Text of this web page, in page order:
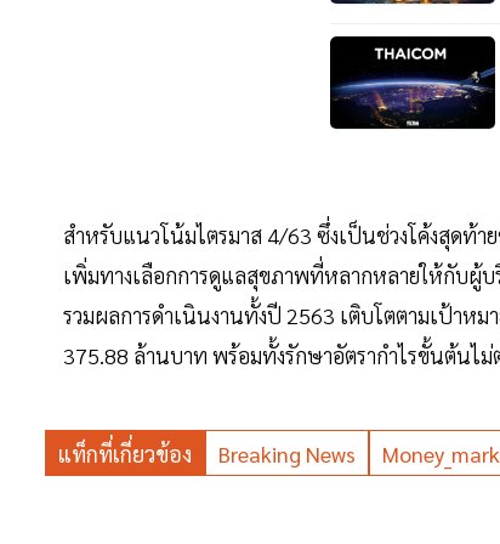
สำหรับแนวโน้มไตรมาส 4/63 ซึ่งเป็นช่วงโค้งสุดท้
เพิ่มทางเลือกการดูแลสุขภาพที่หลากหลายให้กับผู้
รวมผลการดำเนินงานทั้งปี 2563 เติบโตตามเป้าห
375.88 ล้านบาท พร้อมทั้งรักษาอัตรากำไรขั้นต้นไ
แท็กที่เกี่ยวข้อง Breaking News